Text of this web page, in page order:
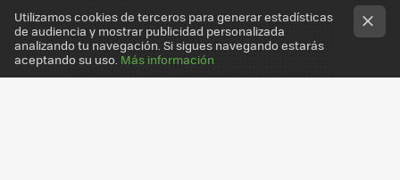
Utilizamos cookies de terceros para generar estadísticas
de audiencia y mostrar publicidad personalizada
analizando tu navegación. Si sigues navegando estarás
aceptando su uso. Más información